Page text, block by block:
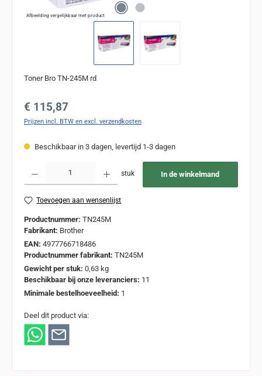
Afbeelding vergelijkbaar met product
Toner Bro TN-245M rd
Normale prijs:
€ 115,87
Prijzen incl. BTW en excl. verzendkosten
Beschikbaar in 3 dagen, levertijd 1-3 dagen
stuk In de winkelmand
Toevoegen aan wensenlijst
Productnummer: TN245M
Fabrikant: Brother
EAN: 4977766718486
Productnummer fabrikant: TN245M
Gewicht per stuk: 0,63 kg
Beschikbaar bij onze leveranciers: 11
Minimale bestelhoeveelheid: 1
Deel dit product via: